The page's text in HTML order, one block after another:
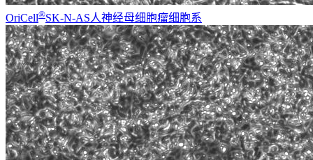
OriCell®SK-N-AS人神经母细胞瘤细胞系